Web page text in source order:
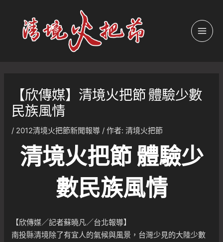
【欣傳媒】清境火把節 體驗少數
民族風情
/ 2012清境火把節新聞報導 / 作者:清境火把節
清境火把節 體驗少
數民族風情
【欣傳媒／記者蘇曉凡／台北報導】
南投縣清境除了有宜人的氣候與風景，台灣少見的大陸少數